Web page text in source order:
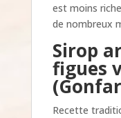
est moins
de nombreux
Sirop
figues
Recette